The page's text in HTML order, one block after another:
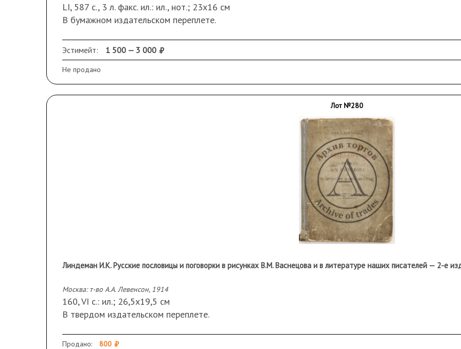
LI, 587 с., 3 л. факс. ил.: ил., нот.; 23х16 см
В бумажном издательском переплете.
незначительные разломы в блоке; два последних листа выпадают из блока; загрязнения
Эстимейт: 1 500 — 3 000
Не продано
Лот №280
Линдеман И.К. Русские пословицы и поговорки в рисунках В.М. Васнецова и в литературе наших писателей — 2-е
Москва: т-во А.А. Левенсон, 1914
160, VI с.: ил.; 26,5х19,5 см
В твердом издательском переплете.
В.М. Васнецова; разломы в блоке; выпадение отдельных тетрадей; «лисьи пятна»; загрязнения
Продано: 800